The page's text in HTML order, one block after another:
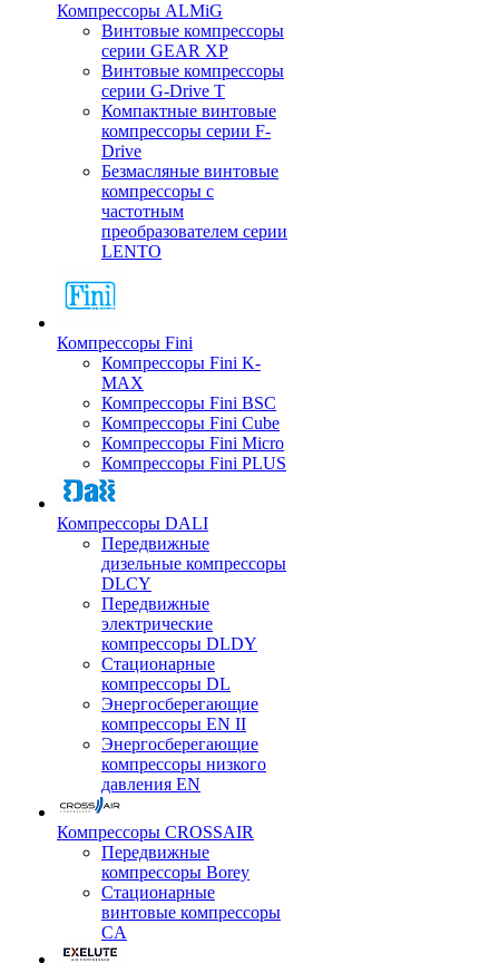
Компрессоры ALMiG
Винтовые компрессоры
серии GEAR XP
Винтовые компрессоры
серии G-Drive T
Компактные винтовые
компрессоры серии F-
Drive
Безмасляные винтовые
компрессоры с
частотным
преобразователем серии
LENTO
Компрессоры Fini
Компрессоры Fini K-
MAX
Компрессоры Fini BSC
Компрессоры Fini Cube
Компрессоры Fini Micro
Компрессоры Fini PLUS
Компрессоры DALI
Передвижные
дизельные компрессоры
DLCY
Передвижные
электрические
компрессоры DLDY
Стационарные
компрессоры DL
Энергосберегающие
компрессоры EN II
Энергосберегающие
компрессоры низкого
давления EN
Компрессоры CROSSAIR
Передвижные
компрессоры Borey
Стационарные
винтовые компрессоры
CA